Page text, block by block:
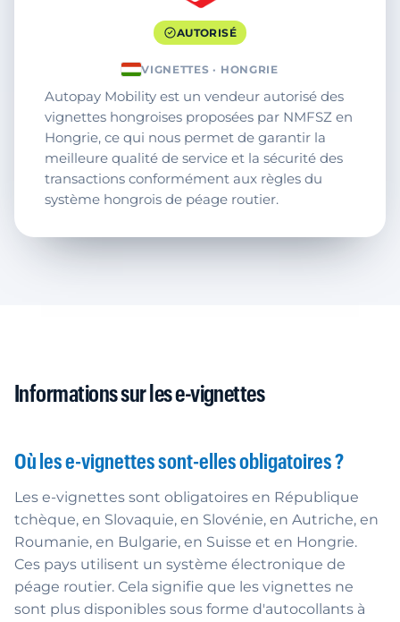
AUTORISÉ
VIGNETTES · HONGRIE
Autopay Mobility est un vendeur autorisé des
vignettes hongroises proposées par NMFSZ en
Hongrie, ce qui nous permet de garantir la
meilleure qualité de service et la sécurité des
transactions conformément aux règles du
système hongrois de péage routier.
Informations sur les e-vignettes
Où les e-vignettes sont-elles obligatoires ?
Les e-vignettes sont obligatoires en République
tchèque, en Slovaquie, en Slovénie, en Autriche, en
Roumanie, en Bulgarie, en Suisse et en Hongrie.
Ces pays utilisent un système électronique de
péage routier. Cela signifie que les vignettes ne
sont plus disponibles sous forme d'autocollants à